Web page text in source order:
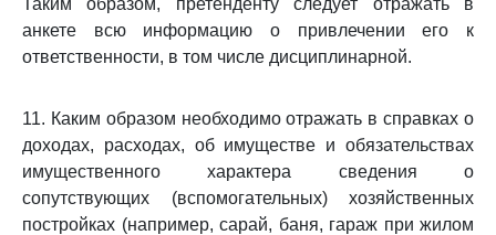
Таким образом, претенденту следует отражать в
анкете всю информацию о привлечении его к
ответственности, в том числе дисциплинарной.
11. Каким образом необходимо отражать в справках о
доходах, расходах, об имуществе и обязательствах
имущественного характера сведения о
сопутствующих (вспомогательных) хозяйственных
постройках (например, сарай, баня, гараж при жилом